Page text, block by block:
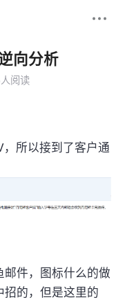
向分析
阅读
所以接到了客户通
件，图标什么的做
招的，但是这里的